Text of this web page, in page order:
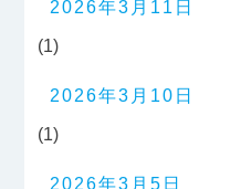
2026年3月11日
(1)
2026年3月10日
(1)
2026年3月5日